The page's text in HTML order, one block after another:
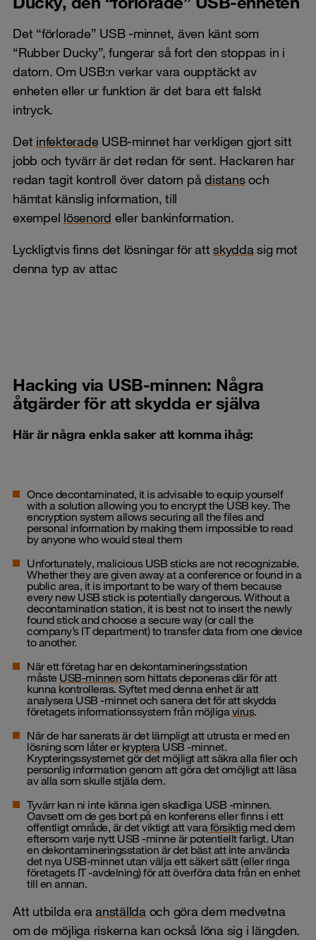
Det “förlorade” USB -minnet, även känt som
“Rubber Ducky”, fungerar så fort den stoppas in i
datorn. Om USB:n verkar vara oupptäckt av
enheten eller ur funktion är det bara ett falskt
intryck.
Det infekteradeUSB-minnet har verkligen gjort sitt
jobb och tyvärr är det redan för sent. Hackaren har
redan tagit kontroll över datorn på distansoch
hämtat känslig information, till
exempel lösenord eller bankinformation.
Lyckligtvis finns det lösningar för att skydda sig mot
denna typ av attac
Hacking via USB-minnen: Några
åtgärder för att skydda er själva
Här är några enkla saker att komma ihåg:
Once decontaminated, it is advisable to equip yourself
with a solution allowing you to encrypt the USB key. The
encryption system allows securing all the files and
personal information by making them impossible to read
by anyone who would steal them
Unfortunately, malicious USB sticks are not recognizable.
Whether they are given away at a conference or found in a
public area, it is important to be wary of them because
every new USB stick is potentially dangerous. Without a
decontamination station, it is best not to insert the newly
found stick and choose a secure way (or call the
company’s IT department) to transfer data from one device
to another.
När ett företag har en dekontamineringsstation
måste USB-minnen som hittats deponeras där för att
kunna kontrolleras. Syftet med denna enhet är att
analysera USB -minnet och sanera det för att skydda
företagets informationssystem från möjliga virus.
När de har sanerats är det lämpligt att utrusta er med en
lösning som låter erkryptera USB -minnet.
Krypteringssystemet gör det möjligt att säkra alla filer och
personlig information genom att göra det omöjligt att läsa
av alla som skulle stjäla dem.
Tyvärr kan ni inte känna igen skadliga USB -minnen.
Oavsett om de ges bort på en konferens eller finns i ett
offentligt område, är det viktigt att vara försiktig med dem
eftersom varje nytt USB -minne är potentiellt farligt. Utan
en dekontamineringsstation är det bäst att inte använda
det nya USB-minnet utan välja ett säkert sätt (eller ringa
företagets IT -avdelning) för att överföra data från en enhet
till en annan.
Att utbilda era anställda och göra dem medvetna
om de möjliga riskerna kan också löna sig i längden.